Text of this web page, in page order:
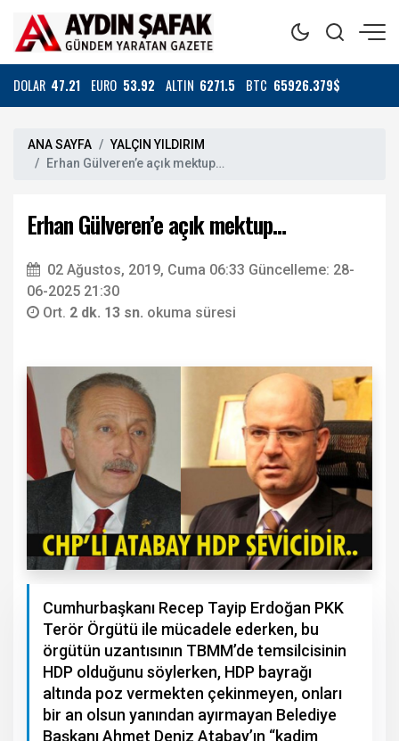
DOLAR 47.21 EURO 53.92 ALTIN 6271.5 BTC 65926.379$
ANA SAYFA
YALÇIN YILDIRIM
Erhan Gülveren’e açık mektup…
Erhan Gülveren’e açık mektup…
02 Ağustos, 2019, Cuma 06:33 Güncelleme: 28-
06-2025 21:30
Ort. 2 dk. 13 sn. okuma süresi
Cumhurbaşkanı Recep Tayip Erdoğan PKK
Terör Örgütü ile mücadele ederken, bu
örgütün uzantısının TBMM’de temsilcisinin
HDP olduğunu söylerken, HDP bayrağı
altında poz vermekten çekinmeyen, onları
bir an olsun yanından ayırmayan Belediye
Başkanı Ahmet Deniz Atabay’ın “kadim